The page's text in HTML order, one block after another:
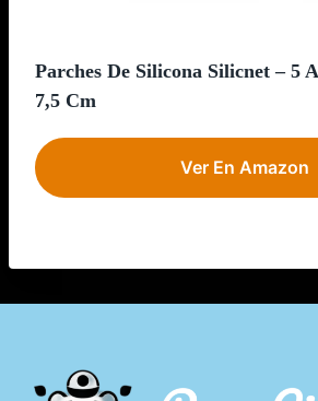
Parches De Silicona Silicnet – 5
7,5 Cm
Ver En Amazon